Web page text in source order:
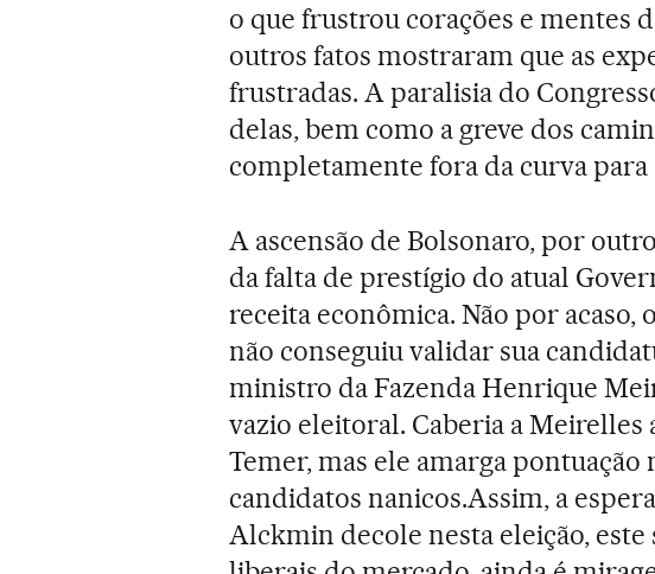
o que frustrou corações e mentes
outros fatos mostraram que as
frustradas. A paralisia do
delas, bem como a greve dos
completamente fora da curva para
A ascensão de Bolsonaro, por
da falta de prestígio do atual
receita econômica. Não por
não conseguiu validar sua
ministro da Fazenda Henrique
vazio eleitoral. Caberia a Meirelles
Temer, mas ele amarga
candidatos nanicos.Assim, a
Alckmin decole nesta eleição, este